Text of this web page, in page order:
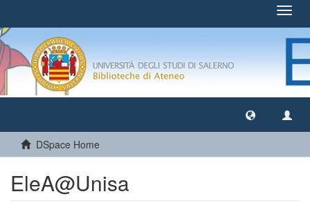
DSpace Home
EleA@Unisa